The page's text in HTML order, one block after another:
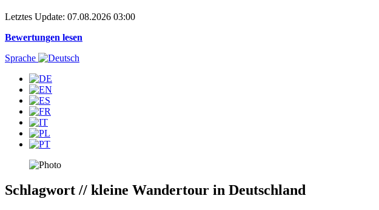
Letztes Update: 07.08.2026 03:00
Bewertungen lesen
Sprache
Schlagwort // kleine Wandertour in Deutschland